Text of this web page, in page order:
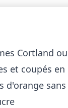
Cortland
et coupés en
d'orange